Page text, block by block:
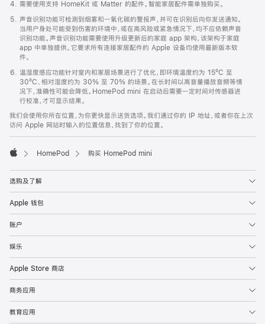
需要使用支持 HomeKit 或 Matter 的配件。智能家居配件需单独购买。
声音识别功能可检测到烟雾和一氧化碳的警报声，并可在识别后向你发送通知。
当用户身处可能受到伤害的环境中，或在高风险或紧急情况下，均不应依赖声音
识别功能。声音识别功能需要使用升级更新后的家庭 app 架构，该架构于家庭
app 中单独提供。它要求所有连接家居配件的 Apple 设备均使用最新版本软
件。
温湿度感应功能针对室内和家居场景进行了优化，即环境温度约为 15ºC 至
30ºC、相对湿度约为 30% 至 70% 的场景。在长时间以高音量播放音频等情
况下，准确性可能会降低。HomePod mini 在启动后需要一定时间对传感器进
行校准，才可显示结果。
我们会使用你所在位置，为你更快显示送货选项。我们通过你的 IP 地址，或者你在上次
访问 Apple 网站时输入的位置信息，找到了你的位置。
HomePod 购买 HomePod mini
选购及了解
Apple 钱包
账户
娱乐
Apple Store 商店
商务应用
教育应用